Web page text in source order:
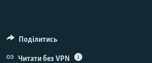
Поділитись
Читати без VPN